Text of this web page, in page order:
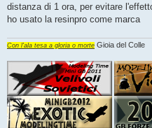
a
g
o
distanza di 1 ora, per evitare
ho usato la resinpro come marca
Con l'ala tesa a gloria o morte Gioia del Colle